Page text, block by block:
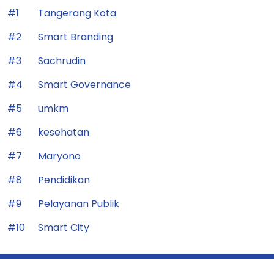
#1
Tangerang Kota
#2
Smart Branding
#3
Sachrudin
#4
Smart Governance
#5
umkm
#6
kesehatan
#7
Maryono
#8
Pendidikan
#9
Pelayanan Publik
#10
Smart City